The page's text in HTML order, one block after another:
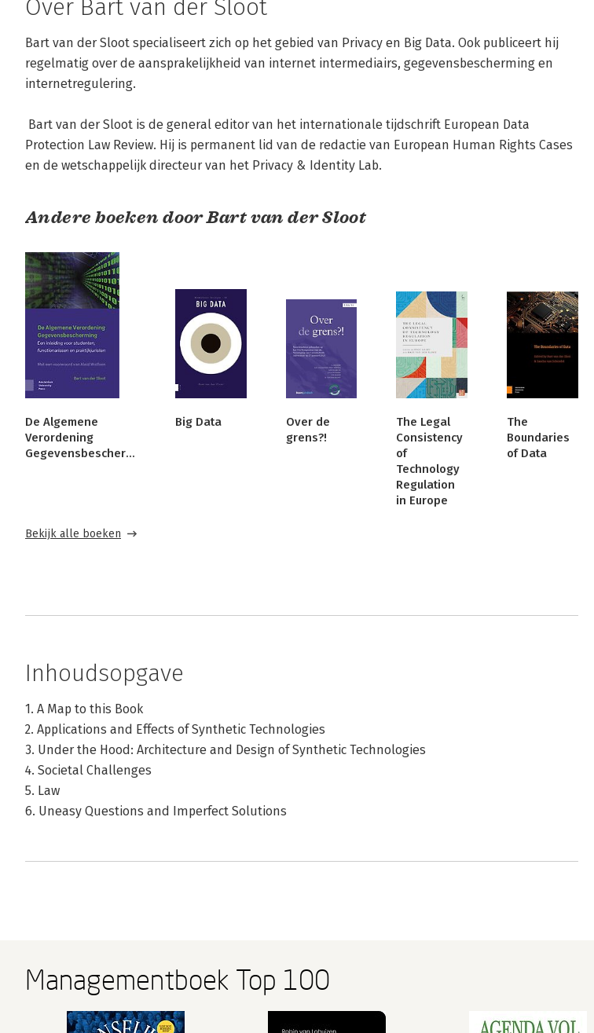
Over Bart van der Sloot
Bart van der Sloot specialiseert zich op het gebied van Privacy en Big Data. Ook publiceert hij
regelmatig over de aansprakelijkheid van internet intermediairs, gegevensbescherming en
internetregulering.
Protection Law Review. Hij is permanent lid van de redactie van European Human Rights Cases
en de wetschappelijk directeur van het Privacy & Identity Lab.
Andere boeken door Bart van der Sloot
De Algemene
Verordening
Gegevensbescherming
Big Data
Over de
grens?!
The Legal
Consistency
of
Technology
Regulation
in Europe
The
Boundaries
of Data
Bekijk alle boeken
Inhoudsopgave
1. A Map to this Book
2. Applications and Effects of Synthetic Technologies
3. Under the Hood: Architecture and Design of Synthetic Technologies
4. Societal Challenges
5. Law
6. Uneasy Questions and Imperfect Solutions
Managementboek Top 100